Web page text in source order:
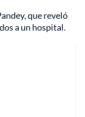
que reveló
a un hospital.